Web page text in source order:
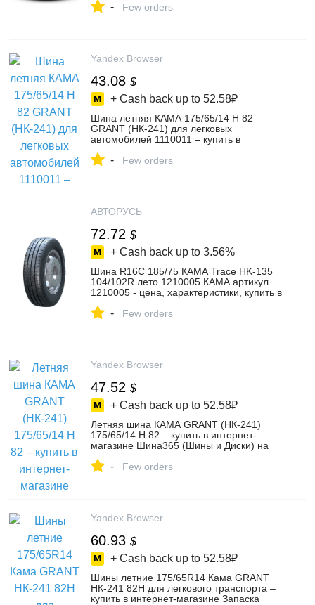
- Few orders
Yandex Browser
43.08 $
+ Cash back up to 52.58₽
Шина летняя КАМА 175/65/14 H 82
GRANT (НК-241) для легковых
автомобилей 1110011 – купить в
Яндекс Маркете, 5149335917
- Few orders
АВТОРУСЬ
72.72 $
+ Cash back up to 3.56%
Шина R16C 185/75 КАМА Trace HK-135
104/102R лето 1210005 КАМА артикул
1210005 - цена, характеристики, купить в
автозапчастей АВТОРУСЬ
- Few orders
Yandex Browser
47.52 $
+ Cash back up to 52.58₽
Летняя шина КАМА GRANT (НК-241)
175/65/14 H 82 – купить в интернет-
магазине Шина365 (Шины и Диски) на
- Few orders
Yandex Browser
60.93 $
+ Cash back up to 52.58₽
Шины летние 175/65R14 Кама GRANT
НК-241 82H для легкового транспорта –
купить в интернет-магазине Запаска